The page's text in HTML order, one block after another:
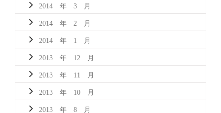
2014 年 3 月
2014 年 2 月
2014 年 1 月
2013 年 12 月
2013 年 11 月
2013 年 10 月
2013 年 8 月